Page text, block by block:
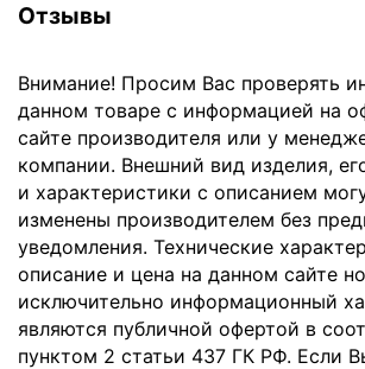
Отзывы
Внимание! Просим Вас проверять
данном товаре с информацией на
сайте производителя или у
компании. Внешний вид изделия,
и характеристики с описанием
изменены производителем без
уведомления. Технические
описание и цена на данном сайте
исключительно информационный
являются публичной офертой в
пунктом 2 статьи 437 ГК РФ. Если